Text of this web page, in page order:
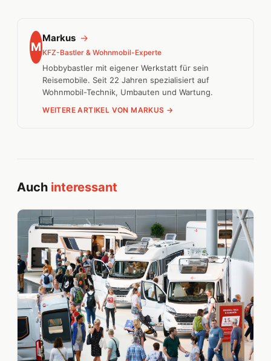
M
Markus →
KFZ-Bastler & Wohnmobil-Experte
Hobbybastler mit eigener Werkstatt für sein
Reisemobile. Seit 22 Jahren spezialisiert auf
Wohnmobil-Technik, Umbauten und Wartung.
WEITERE ARTIKEL VON MARKUS →
Auch interessant